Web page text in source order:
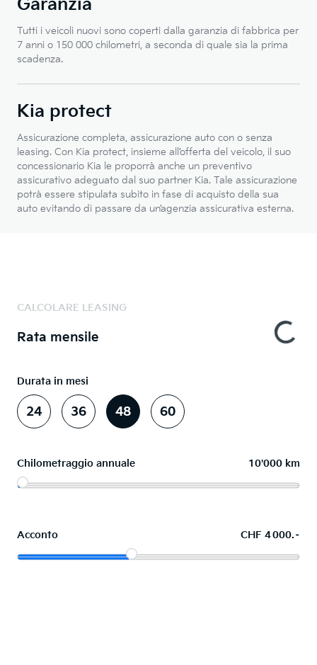
Garanzia
Tutti i veicoli nuovi sono coperti dalla garanzia di fabbrica per
7 anni o 150 000 chilometri, a seconda di quale sia la prima
scadenza.
Kia protect
Assicurazione completa, assicurazione auto con o senza
leasing. Con Kia protect, insieme all’offerta del veicolo, il suo
concessionario Kia le proporrà anche un preventivo
assicurativo adeguato dal suo partner Kia. Tale assicurazione
potrà essere stipulata subito in fase di acquisto della sua
auto evitando di passare da un’agenzia assicurativa esterna.
CALCOLARE LEASING
Rata mensile
Durata in mesi
24 36 48 60
Chilometraggio annuale 10'000 km
Acconto CHF 4 000.–